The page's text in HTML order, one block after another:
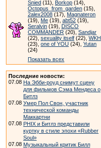
Snied (11), Borkop (14),
Octopus_from_garden (15),
2alex2008 (17), Magnateron
(19), Me (19), abt52 (19),
Seralvin (19), DISCO
COMMANDER (20), Sandjar
(22), sexuality itself (22), WKH
(23), one of YOU (24), Yutan
(24)
Показать всех
Последние новости:
07.08 На Эбби-роуд снимут сцену
для фильмов Сэма Мендеса о
Битлз
07.08 Умер Пол Свон, участник
технической команды
Маккартни
07.08 PHIX и Битлз представили
куртку в стиле эпохи «Rubber
Soul»
07.08 Музыкальный критик Билл